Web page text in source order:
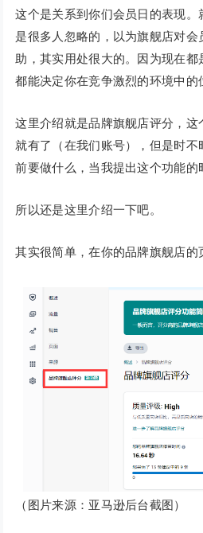
这个是关系到你们会员日的表现
是很多人忽略的，以为旗舰店对
助，其实用处很大的。因为现在
都能决定你在竞争激烈的环境中的
这里介绍就是品牌旗舰店评分，
就有了（在我们账号），但是时不
前要做什么，当我提出这个功能的
所以还是这里介绍一下吧。
其实很简单，在你的品牌旗舰店的
（图片来源：亚马逊后台截图）